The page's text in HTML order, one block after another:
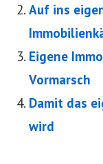
Auf ins
Eigene
Vormarsch
Damit das
wird